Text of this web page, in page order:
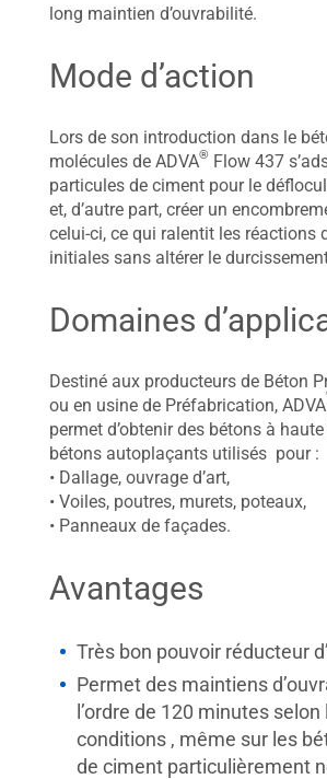
long maintien d’ouvrabilité.
Mode d’action
Lors de son introduction dans le
molécules de ADVA® Flow 437
particules de ciment pour le
et, d’autre part, créer un
celui-ci, ce qui ralentit les réactions
initiales sans altérer le
Domaines
Destiné aux producteurs de Béton
ou en usine de Préfabrication, ADVA
permet d’obtenir des bétons à
bétons autoplaçants utilisés pour :
• Dallage, ouvrage d’art,
• Voiles, poutres, murets, poteaux,
• Panneaux de façades.
Avantages
Très bon pouvoir réducteur
Permet des maintiens
l’ordre de 120 minutes selon
conditions , même sur les
de ciment particulièrement